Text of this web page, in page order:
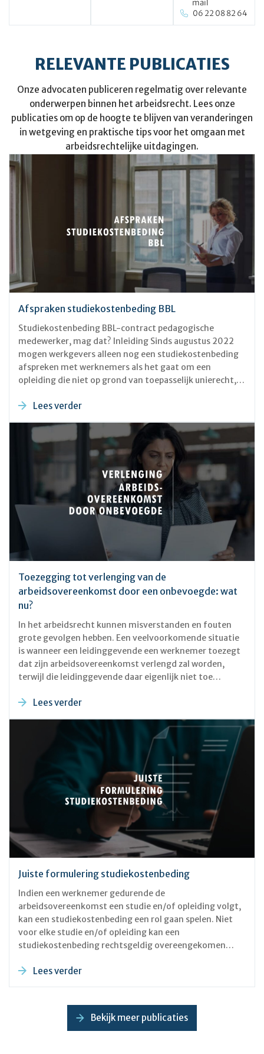
mail
06 22 08 82 64
RELEVANTE PUBLICATIES
Onze advocaten publiceren regelmatig over relevante
onderwerpen binnen het arbeidsrecht. Lees onze
publicaties om op de hoogte te blijven van veranderingen
in wetgeving en praktische tips voor het omgaan met
arbeidsrechtelijke uitdagingen.
Afspraken studiekostenbeding BBL​
Studiekostenbeding BBL-contract pedagogische
medewerker, mag dat? Inleiding Sinds augustus 2022
mogen werkgevers alleen nog een studiekostenbeding
afspreken met werknemers als het gaat om een
opleiding die niet op grond van toepasselijk unierecht,
arbeidsovereenkomst, of een regeling door of namens
terug te vinden in artikel 7:611a van het Burgerlijk
Wetboek. We zijn nu twee jaar verder, en uit de
rechtspraak blijkt dat deze regel minder duidelijk is dan
Lees verder
Toezegging tot verlenging van de
arbeidsovereenkomst door een onbevoegde: wat
nu?
In het arbeidsrecht kunnen misverstanden en fouten
grote gevolgen hebben. Een veelvoorkomende situatie
is wanneer een leidinggevende een werknemer toezegt
dat zijn arbeidsovereenkomst verlengd zal worden,
terwijl die leidinggevende daar eigenlijk niet toe
zelfs juridische complicaties. In dit blog ga ik in op wat
kunnen zijn en hoe zowel werkgevers als werknemers
hier het beste mee om kunnen gaan.
Lees verder
Juiste formulering studiekostenbeding
Indien een werknemer gedurende de
arbeidsovereenkomst een studie en/of opleiding volgt,
kan een studiekostenbeding een rol gaan spelen. Niet
voor elke studie en/of opleiding kan een
studiekostenbeding rechtsgeldig overeengekomen
opleiding wel mogelijk is, dan is het van belang dat dit
studiekostenbeding aan die (strenge) vereisten? Dat
Lees verder
Bekijk meer publicaties